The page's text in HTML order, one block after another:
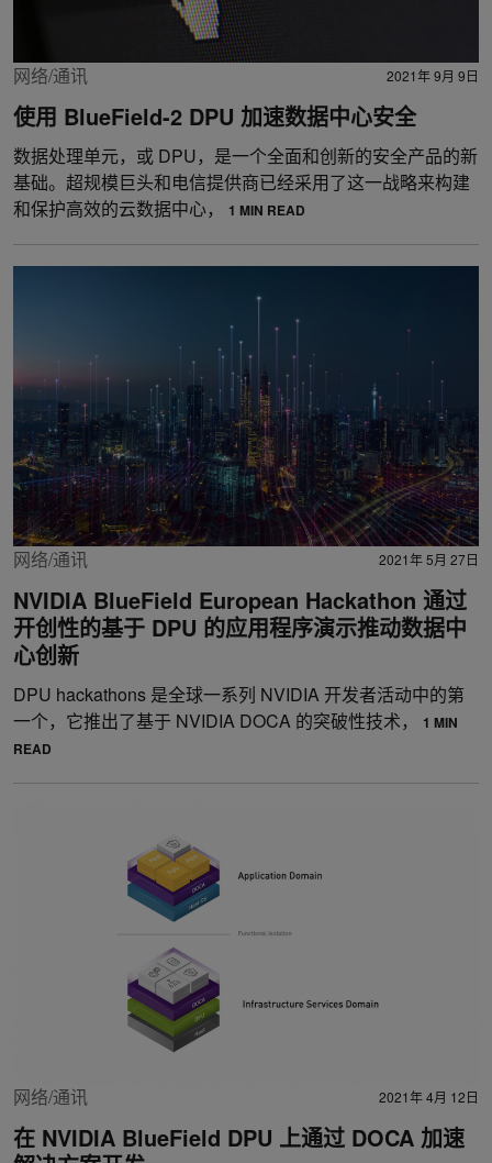
网络/通讯 2021年 9月 9日
使用 BlueField-2 DPU 加速数据中心安全
数据处理单元，或 DPU，是一个全面和创新的安全产品的新
基础。超规模巨头和电信提供商已经采用了这一战略来构建
和保护高效的云数据中心，
1 MIN READ
网络/通讯 2021年 5月 27日
NVIDIA BlueField European Hackathon 通过
开创性的基于 DPU 的应用程序演示推动数据中
心创新
DPU hackathons 是全球一系列 NVIDIA 开发者活动中的第
一个，它推出了基于 NVIDIA DOCA 的突破性技术，
1 MIN
READ
网络/通讯 2021年 4月 12日
在 NVIDIA BlueField DPU 上通过 DOCA 加速